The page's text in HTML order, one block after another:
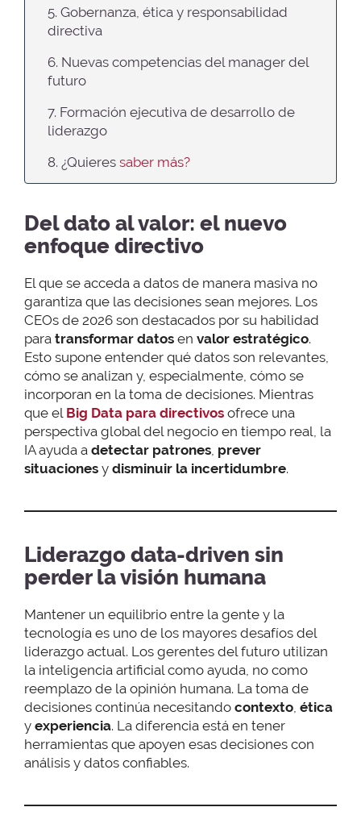
5. Gobernanza, ética y responsabilidad
directiva
6. Nuevas competencias del manager del
futuro
7. Formación ejecutiva de desarrollo de
liderazgo
8. ¿Quieres saber más?
Del dato al valor: el nuevo
enfoque directivo
El que se acceda a datos de manera masiva no
garantiza que las decisiones sean mejores. Los
CEOs de 2026 son destacados por su habilidad
para transformar datos en valor estratégico.
Esto supone entender qué datos son relevantes,
cómo se analizan y, especialmente, cómo se
incorporan en la toma de decisiones. Mientras
que el Big Data para directivos ofrece una
perspectiva global del negocio en tiempo real, la
IA ayuda a detectar patrones prever
situaciones y disminuir la incertidumbre.
Liderazgo data-driven sin
perder la visión humana
Mantener un equilibrio entre la gente y la
tecnología es uno de los mayores desafíos del
liderazgo actual. Los gerentes del futuro utilizan
la inteligencia artificial como ayuda, no como
reemplazo de la opinión humana. La toma de
decisiones continúa necesitando contexto ética
y experiencia. La diferencia está en tener
herramientas que apoyen esas decisiones con
análisis y datos confiables.